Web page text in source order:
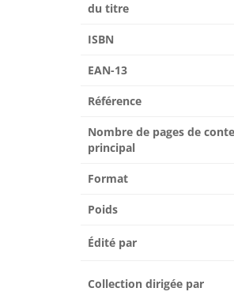
du titre
ISBN
EAN-13
Référence
Nombre de pages de
principal
Format
Poids
Édité par
Collection dirigée par